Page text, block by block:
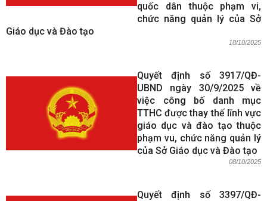
quốc dân thuộc phạm vi,
chức năng quản lý của Sở
Giáo dục và Đào tạo
18/10/2025
Quyết định số 3917/QĐ-
UBND ngày 30/9/2025 về
việc công bố danh mục
TTHC được thay thế lĩnh vực
giáo dục và đào tạo thuộc
phạm vu, chức năng quản lý
của Sở Giáo dục và Đào tạo
08/10/2025
Quyết định số 3397/QĐ-